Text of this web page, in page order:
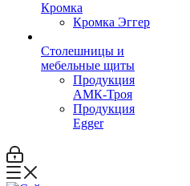
Кромка
Кромка Эггер
Столешницы и
мебельные щиты
Продукция
АМК-Троя
Продукция
Egger